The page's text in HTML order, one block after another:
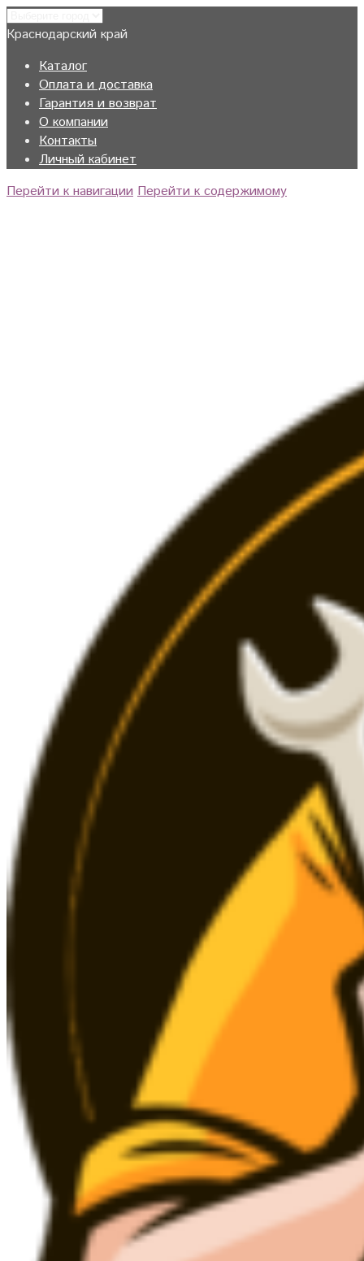
Краснодарский край
Каталог
Оплата и доставка
Гарантия и возврат
О компании
Контакты
Личный кабинет
Перейти к навигации Перейти к содержимому